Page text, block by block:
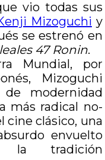
vio todas sus
Mizoguchi y
se estrenó en
47 Ronin.
Mundial, por
Mizoguchi
modernidad
más radical no-
cine clásico, una
envuelto
tradición